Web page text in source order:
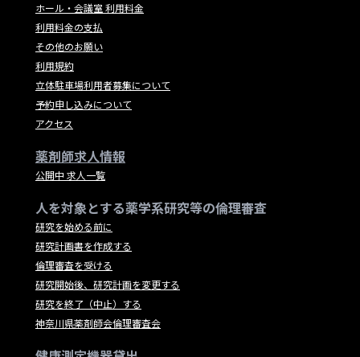
ホール・会議室 利用料金
利用料金の支払
その他のお願い
利用規約
立体駐車場利用者募集について
予約申し込みについて
アクセス
薬剤師求人情報
公開中 求人一覧
人を対象とする薬学系研究等の倫理審査
研究を始める前に
研究計画書を作成する
倫理審査を受ける
研究開始後、研究計画を変更する
研究を終了（中止）する
神奈川県薬剤師会倫理審査会